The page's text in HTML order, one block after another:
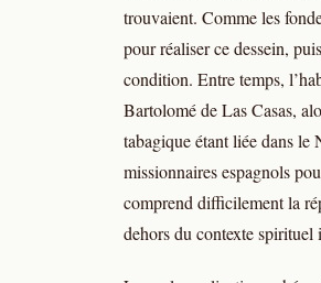
trouvaient. Comme les
pour réaliser ce dessein,
condition. Entre temps,
Bartolomé de Las Casas,
tabagique étant liée dans le
missionnaires espagnols
comprend difficilement la
dehors du contexte spirituel